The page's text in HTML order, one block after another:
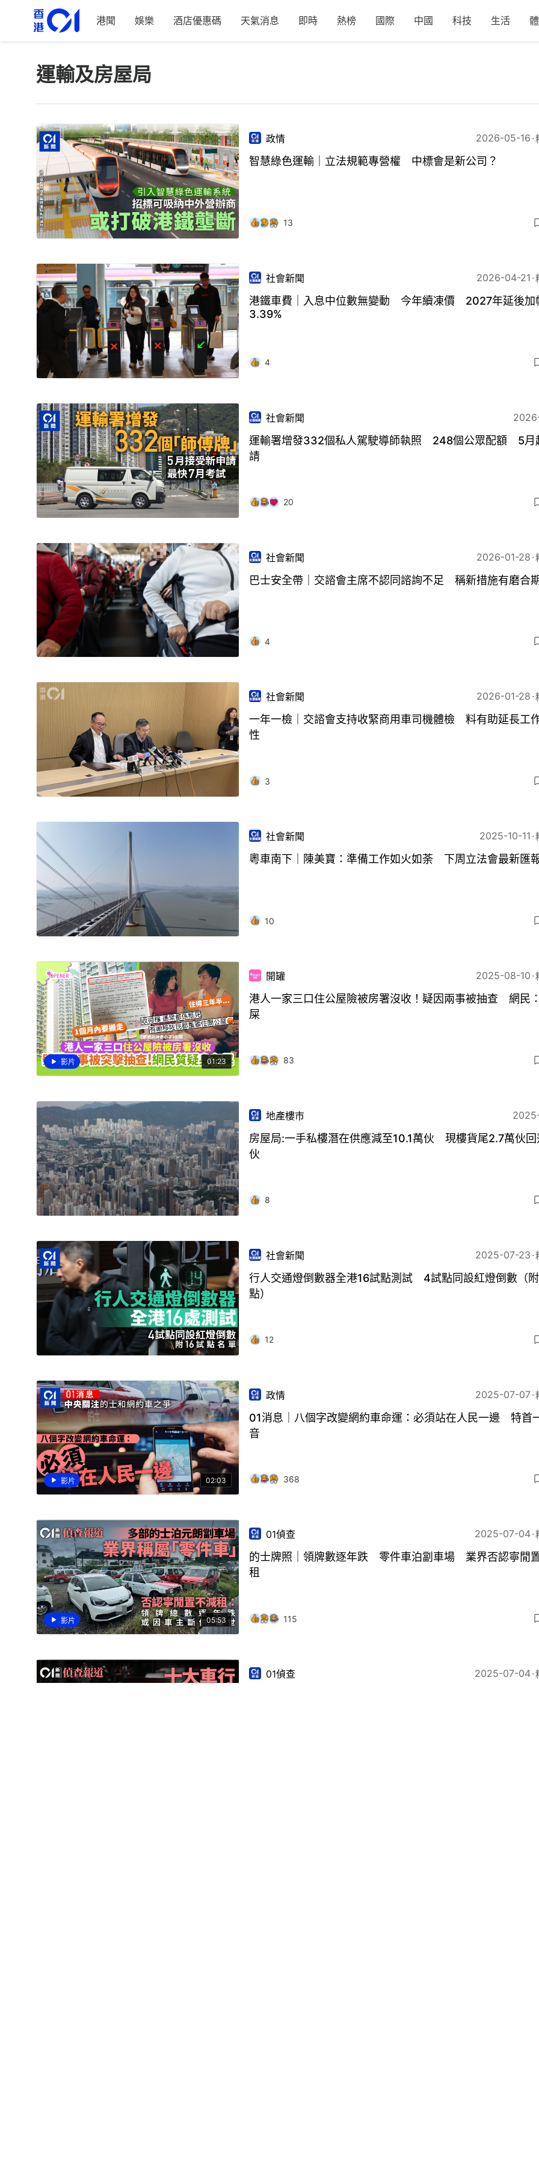
港聞 娛樂 酒店優惠碼 天氣消息 即時 熱榜 國際 中國 科技 生活
運輸及房屋局
政情 2026-05-16
智慧綠色運輸｜立法規範專營權 中標會是新公司？
13
社會新聞 2026-04-21
港鐵車費｜入息中位數無變動 今年續凍價 2027年延後加
3.39%
4
社會新聞
運輸署增發332個私人駕駛導師執照 248個公眾配額 5月
請
20
社會新聞 2026-01-28
巴士安全帶｜交諮會主席不認同諮詢不足 稱新措施有磨合
4
社會新聞 2026-01-28
一年一檢｜交諮會支持收緊商用車司機體檢 料有助延長工
性
3
社會新聞 2025-10-11
粵車南下｜陳美寶：準備工作如火如荼 下周立法會最新匯
10
影片 01:23
開罐 2025-08-10
港人一家三口住公屋險被房署沒收！疑因兩事被抽查 網民
屎
83
地產樓市
房屋局:一手私樓潛在供應減至10.1萬伙 現樓貨尾2.7萬伙回
伙
8
社會新聞 2025-07-23
行人交通燈倒數器全港16試點測試 4試點同設紅燈倒數（
點）
12
影片 02:03
政情 2025-07-07
01消息｜八個字改變網約車命運：必須站在人民一邊 特首
音
368
影片 05:53
01偵查 2025-07-04
的士牌照｜領牌數逐年跌 零件車泊劏車場 業界否認寧閒
租
115
01偵查 2025-07-04